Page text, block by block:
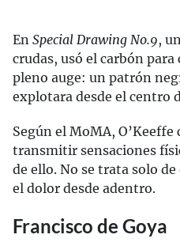
En Special Drawing No.9,
crudas, usó el carbón
pleno auge: un patrón
explotara desde el centro
Según el MoMA,
transmitir sensaciones
de ello. No se trata solo
el dolor desde adentro.
Francisco de Goya